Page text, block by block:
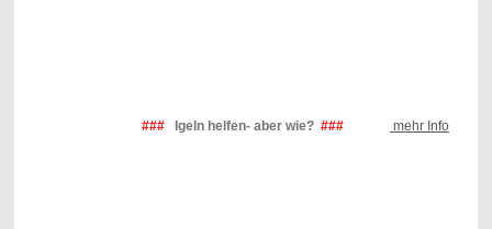
###Igeln helfen- aber wie? ### mehr Info